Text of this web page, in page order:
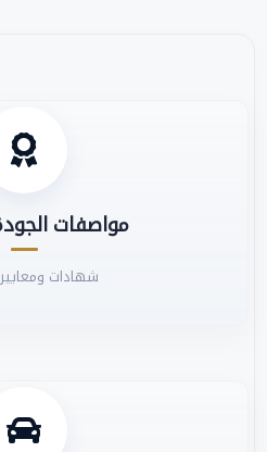
مواصفات
شهادات